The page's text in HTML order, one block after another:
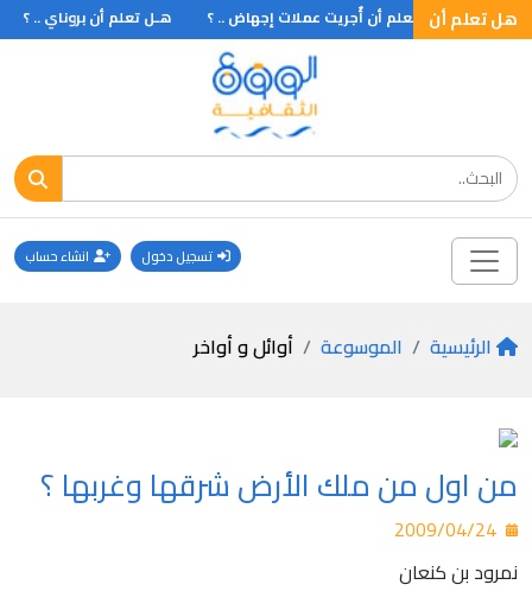
هل تعلم أنهل تعلم أن أٌجريت عملات إجهاض .. ؟ هـل تعلم أن بروناي .. ؟
تسجيل دخول انشاء حساب
الرئيسية الموسوعة أوائل و أواخر
من اول من ملك الأرض شرقها وغربها ؟
نمرود بن كنعان